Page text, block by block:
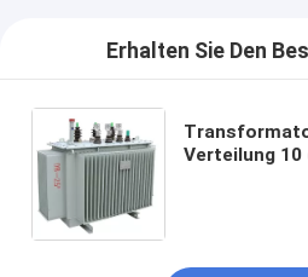
Erhalten Sie Den
Verteilung